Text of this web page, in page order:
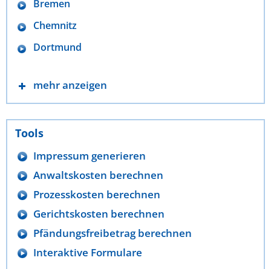
Bremen
Chemnitz
Dortmund
mehr anzeigen
Tools
Impressum generieren
Anwaltskosten berechnen
Prozesskosten berechnen
Gerichtskosten berechnen
Pfändungsfreibetrag berechnen
Interaktive Formulare